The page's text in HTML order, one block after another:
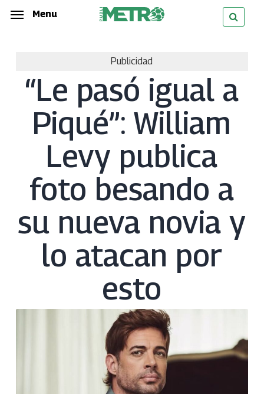
Skip
Menu
Publicidad
“Le pasó igual a
Piqué”: William
Levy publica
foto besando a
su nueva novia y
lo atacan por
esto
Menu